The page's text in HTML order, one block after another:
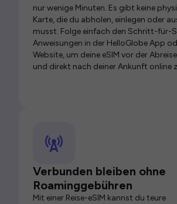
nur wenige Minuten. Es gibt keine
Karte, die du abholen, einlegen oder
musst. Folge einfach den Schritt-für-
Anweisungen in der HelloGlobe App
Website, um deine eSIM vor der
und direkt nach deiner Ankunft online
Verbunden bleiben ohne
Roaminggebühren
Mit einer Reise-eSIM kannst du teure